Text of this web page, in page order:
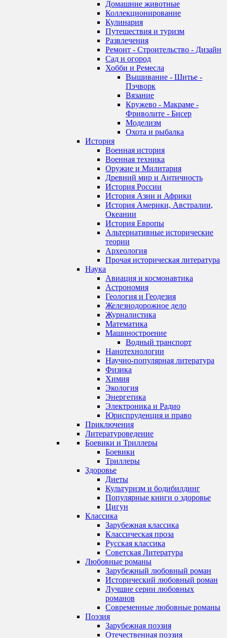
Домашние животные
Коллекционирование
Кулинария
Путешествия и туризм
Развлечения
Ремонт - Строительство - Дизайн
Сад и огород
Хобби и Ремесла
Вышивание - Шитье -
Пэчворк
Вязание
Кружево - Макраме -
Фриволите - Бисер
Моделизм
Охота и рыбалка
История
Военная история
Военная техника
Оружие и Милитария
Древний мир и Античность
История России
История Азии и Африки
История Америки, Австралии,
Океании
История Европы
Альтернативные исторические
теории
Археология
Прочая историческая литература
Наука
Авиация и космонавтика
Астрономия
Геология и Геодезия
Железнодорожное дело
Журналистика
Математика
Машиностроение
Водный транспорт
Нанотехнологии
Научно-популярная литература
Физика
Химия
Экология
Энергетика
Электроника и Радио
Юриспруденция и право
Приключения
Литературоведение
Боевики и Триллеры
Боевики
Триллеры
Здоровье
Диеты
Культуризм и бодибилдинг
Популярные книги о здоровье
Цигун
Классика
Зарубежная классика
Классическая проза
Русская классика
Советская Литература
Любовные романы
Зарубежный любовный роман
Исторический любовный роман
Лучшие серии любовных
романов
Современные любовные романы
Поэзия
Зарубежная поэзия
Отечественная поэзия